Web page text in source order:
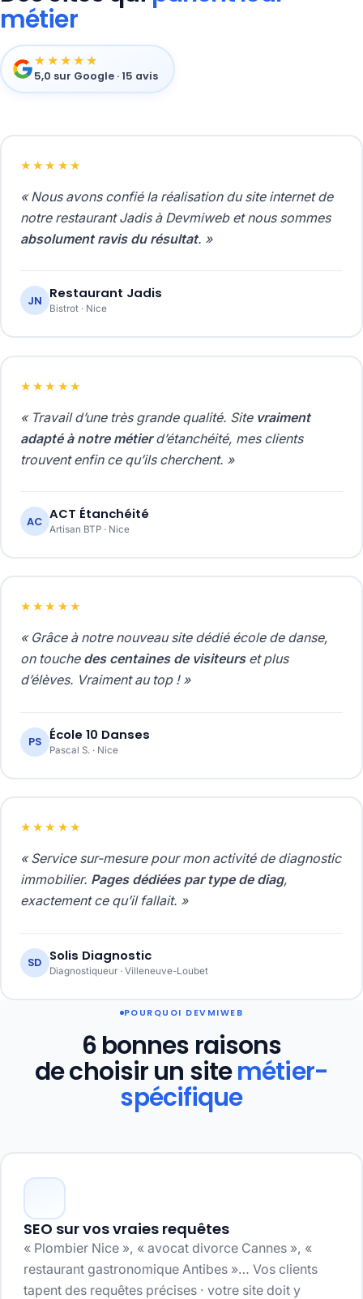
métier
★★★★★
5,0 sur Google · 15 avis
★★★★★
« Nous avons confié la réalisation du site internet de
notre restaurant Jadis à Devmiweb et nous sommes
absolument ravis du résultat. »
JN Restaurant Jadis
Bistrot · Nice
★★★★★
« Travail d’une très grande qualité. Site vraiment
adapté à notre métierd’étanchéité, mes clients
trouvent enfin ce qu’ils cherchent. »
AC ACT Étanchéité
Artisan BTP · Nice
★★★★★
« Grâce à notre nouveau site dédié école de danse,
on touche des centaines de visiteurset plus
d’élèves. Vraiment au top ! »
PS École 10 Danses
Pascal S. · Nice
★★★★★
« Service sur-mesure pour mon activité de diagnostic
immobilier. Pages dédiées par type de diag,
exactement ce qu’il fallait. »
SD Solis Diagnostic
Diagnostiqueur · Villeneuve-Loubet
POURQUOI DEVMIWEB
6 bonnes raisons
de choisir un sitemétier-
spécifique
SEO sur vos vraies requêtes
« Plombier Nice », « avocat divorce Cannes », «
restaurant gastronomique Antibes »… Vos clients
tapent des requêtes précises · votre site doit y